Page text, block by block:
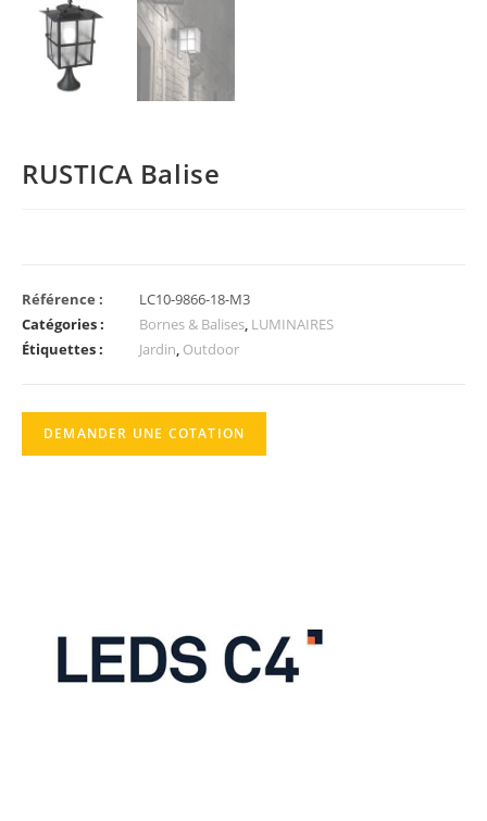
RUSTICA Balise
Référence :
LC10-9866-18-M3
Catégories :
Bornes & Balises, LUMINAIRES
Étiquettes :
Jardin, Outdoor
DEMANDER UNE COTATION